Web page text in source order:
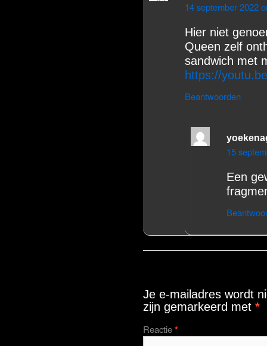
14 september 2022
Hier niet
Queen zelf
sandwich met
https://
Beantwoorden
15
Een
Je e-mailadres wordt
zijn gemarkeerd met *
Reactie*